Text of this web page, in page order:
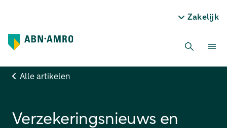
Zakelijk
Alle artikelen
Verzekeringsnieuws en